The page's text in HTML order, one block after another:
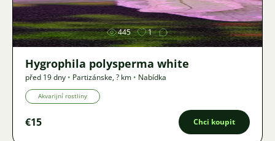
445 1
Hygrophila polysperma white
před 19 dny • Partizánske,? km • Nabídka
Akvarijní rostliny
€15 Chci koupit